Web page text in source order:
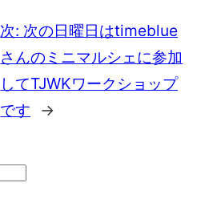
次: 次の日曜日はtimeblue
さんのミニマルシェに参加
してTJWKワークショップ
です
→